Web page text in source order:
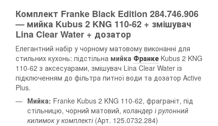
Комплект Franke Black Edition 284.746.906
— мийка Kubus 2 KNG 110-62 + змішувач
Lina Clear Water + дозатор
Елегантний набір у чорному матовому виконанні для
стильних кухонь: підстільна мийка Франке Kubus 2 KNG
110-62 з аксесуарами, змішувач Lina Clear Water із
підключенням до фільтра питної води та дозатор Active
Plus.
Мийка: Franke Kubus 2 KNG 110-62, фраграніт, під
стільницю, чорний матовий, коландер і рулонний
килимок у комплекті(Арт. 125.0732.284)